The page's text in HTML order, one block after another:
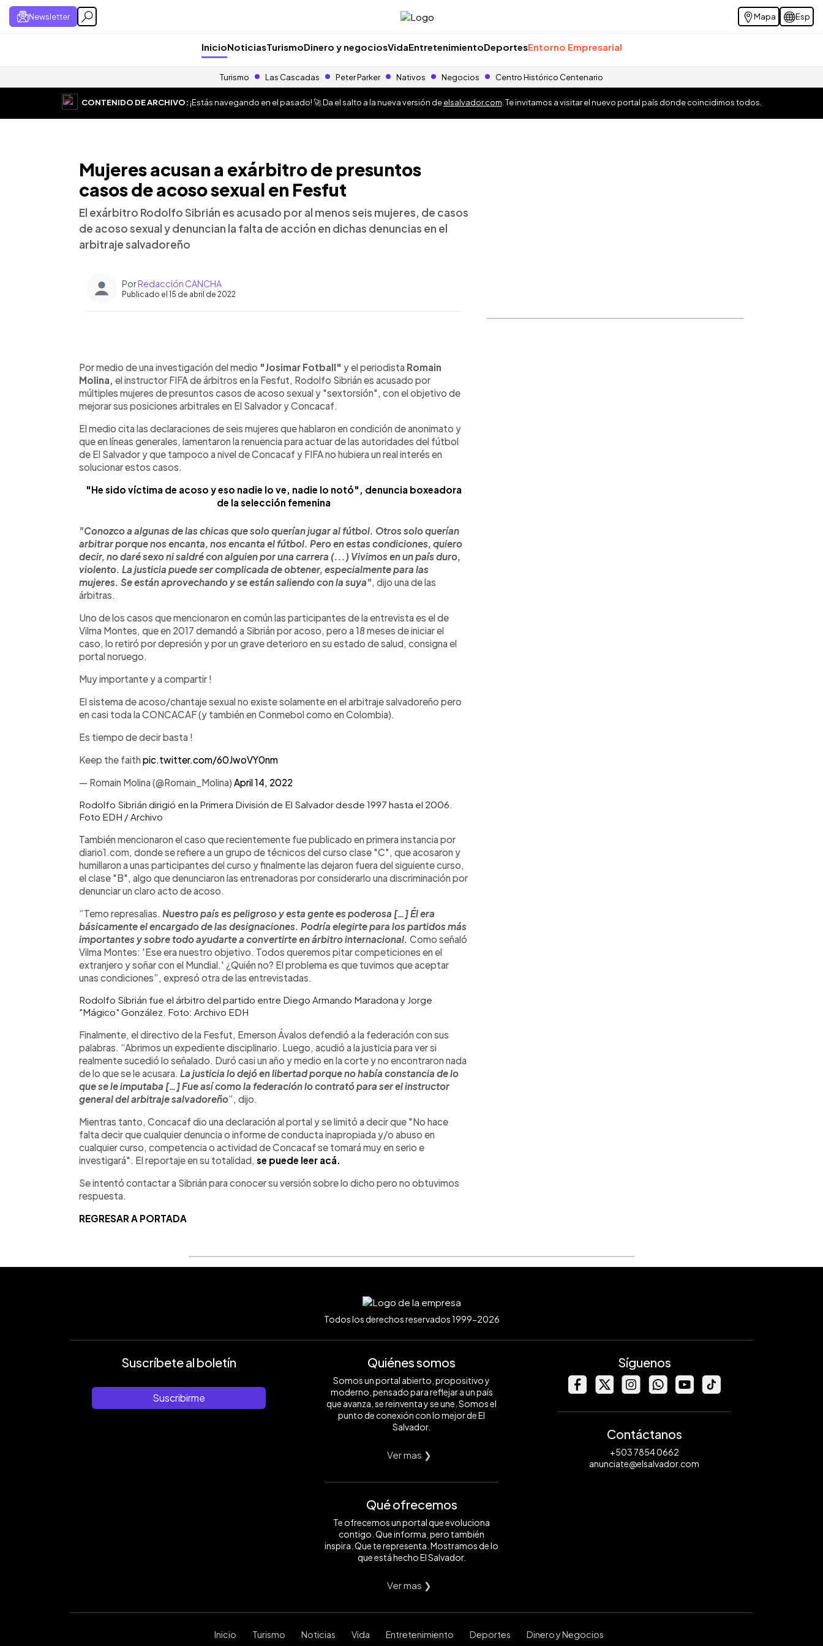
Newsletter Mapa Esp
InicioNoticiasTurismoDinero y negociosVidaEntretenimientoDeportesEntorno Empresarial
Turismo Las Cascadas Peter Parker Nativos Negocios Centro Histórico Centenario
CONTENIDO DE ARCHIVO:¡Estás navegando en el pasado! 🚀 Da el salto a la nueva versión deelsalvador.com . Te invitamos a visitar el nuevo portal país donde coincidimos todos.
Mujeres acusan a exárbitro de presuntos
casos de acoso sexual en Fesfut
El exárbitro Rodolfo Sibrián es acusado por al menos seis mujeres, de casos
de acoso sexual y denuncian la falta de acción en dichas denuncias en el
arbitraje salvadoreño
PorRedacción CANCHA
Publicado el 15 de abril de 2022
► Escuchar artículo
Por medio de una investigación del medio "Josimar Fotball" y el periodista Romain
Molina, el instructor FIFA de árbitros en la Fesfut, Rodolfo Sibrián es acusado por
múltiples mujeres de presuntos casos de acoso sexual y "sextorsión", con el objetivo de
mejorar sus posiciones arbitrales en El Salvador y Concacaf.
El medio cita las declaraciones de seis mujeres que hablaron en condición de anonimato y
que en líneas generales, lamentaron la renuencia para actuar de las autoridades del fútbol
de El Salvador y que tampoco a nivel de Concacaf y FIFA no hubiera un real interés en
solucionar estos casos.
"He sido víctima de acoso y eso nadie lo ve, nadie lo notó", denuncia boxeadora
de la selección femenina
"Conozco a algunas de las chicas que solo querían jugar al fútbol. Otros solo querían
arbitrar porque nos encanta, nos encanta el fútbol. Pero en estas condiciones, quiero
decir, no daré sexo ni saldré con alguien por una carrera (...) Vivimos en un país duro,
violento. La justicia puede ser complicada de obtener, especialmente para las
mujeres. Se están aprovechando y se están saliendo con la suya", dijo una de las
árbitras.
Uno de los casos que mencionaron en común las participantes de la entrevista es el de
Vilma Montes, que en 2017 demandó a Sibrián por acoso, pero a 18 meses de iniciar el
caso, lo retiró por depresión y por un grave deterioro en su estado de salud, consigna el
portal noruego.
Muy importante y a compartir !
El sistema de acoso/chantaje sexual no existe solamente en el arbitraje salvadoreño pero
en casi toda la CONCACAF (y también en Conmebol como en Colombia).
Es tiempo de decir basta !
Keep the faithpic.twitter.com/60JwoVY0nm
— Romain Molina (@Romain_Molina) April 14, 2022
Rodolfo Sibrián dirigió en la Primera División de El Salvador desde 1997 hasta el 2006.
Foto EDH / Archivo
También mencionaron el caso que recientemente fue publicado en primera instancia por
diario1.com, donde se refiere a un grupo de técnicos del curso clase "C", que acosaron y
humillaron a unas participantes del curso y finalmente las dejaron fuera del siguiente curso,
el clase "B", algo que denunciaron las entrenadoras por considerarlo una discriminación por
denunciar un claro acto de acoso.
“Temo represalias. Nuestro país es peligroso y esta gente es poderosa […] Él era
básicamente el encargado de las designaciones. Podría elegirte para los partidos más
importantes y sobre todo ayudarte a convertirte en árbitro internacional. Como señaló
Vilma Montes: 'Ese era nuestro objetivo. Todos queremos pitar competiciones en el
extranjero y soñar con el Mundial.' ¿Quién no? El problema es que tuvimos que aceptar
unas condiciones”, expresó otra de las entrevistadas.
Rodolfo Sibrián fue el árbitro del partido entre Diego Armando Maradona y Jorge
"Mágico" González. Foto: Archivo EDH
Finalmente, el directivo de la Fesfut, Emerson Ávalos defendió a la federación con sus
palabras. “Abrimos un expediente disciplinario. Luego, acudió a la justicia para ver si
realmente sucedió lo señalado. Duró casi un año y medio en la corte y no encontraron nada
de lo que se le acusara. La justicia lo dejó en libertad porque no había constancia de lo
que se le imputaba […] Fue así como la federación lo contrató para ser el instructor
general del arbitraje salvadoreño”, dijo.
Mientras tanto, Concacaf dio una declaración al portal y se limitó a decir que "No hace
falta decir que cualquier denuncia o informe de conducta inapropiada y/o abuso en
cualquier curso, competencia o actividad de Concacaf se tomará muy en serio e
investigará". El reportaje en su totalidad, se puede leer acá.
Se intentó contactar a Sibrián para conocer su versión sobre lo dicho pero no obtuvimos
respuesta.
REGRESAR A PORTADA
Todos los derechos reservados 1999-2026
Suscríbete al boletín
Suscribirme
Quiénes somos
Somos un portal abierto, propositivo y
moderno, pensado para reflejar a un país
que avanza, se reinventa y se une. Somos el
punto de conexión con lo mejor de El
Salvador.
Ver mas ❯
Qué ofrecemos
Te ofrecemos un portal que evoluciona
contigo. Que informa, pero también
inspira. Que te representa. Mostramos de lo
que está hecho El Salvador.
Ver mas ❯
Síguenos
Contáctanos
+503 7854 0662
anunciate@elsalvador.com
Inicio Turismo Noticias Vida Entretenimiento Deportes Dinero y Negocios